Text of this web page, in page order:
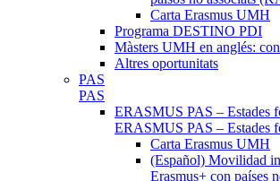
Carta Erasmus UMH
Programa DESTINO PDI
Màsters UMH en anglés:
Altres oportunitats
PAS
PAS
ERASMUS PAS – Estades
ERASMUS PAS – Estades
Carta Erasmus UMH
(Español) Movilidad
Erasmus+ con países